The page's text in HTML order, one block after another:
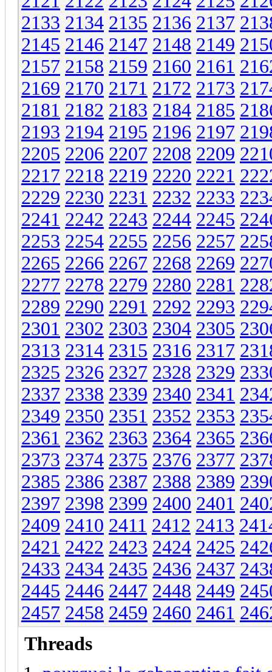
2133 2134 2135 2136 2137
2145 2146 2147 2148 2149
2157 2158 2159 2160 2161
2169 2170 2171 2172 2173
2181 2182 2183 2184 2185
2193 2194 2195 2196 2197
2205 2206 2207 2208 2209
2217 2218 2219 2220 2221
2229 2230 2231 2232 2233
2241 2242 2243 2244 2245
2253 2254 2255 2256 2257
2265 2266 2267 2268 2269
2277 2278 2279 2280 2281
2289 2290 2291 2292 2293
2301 2302 2303 2304 2305
2313 2314 2315 2316 2317
2325 2326 2327 2328 2329
2337 2338 2339 2340 2341
2349 2350 2351 2352 2353
2361 2362 2363 2364 2365
2373 2374 2375 2376 2377
2385 2386 2387 2388 2389
2397 2398 2399 2400 2401
2409 2410 2411 2412 2413
2421 2422 2423 2424 2425
2433 2434 2435 2436 2437
2445 2446 2447 2448 2449
2457 2458 2459 2460 2461
Threads